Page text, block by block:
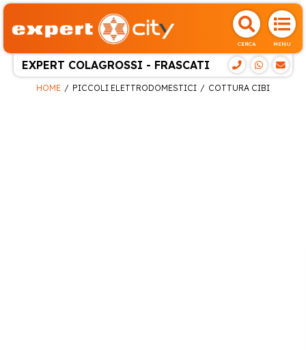
CERCA MENU
EXPERT COLAGROSSI - FRASCATI
HOME PICCOLI ELETTRODOMESTICI COTTURA CIBI